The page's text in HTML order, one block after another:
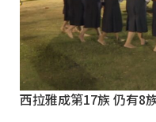
西拉雅成第17族 仍有8